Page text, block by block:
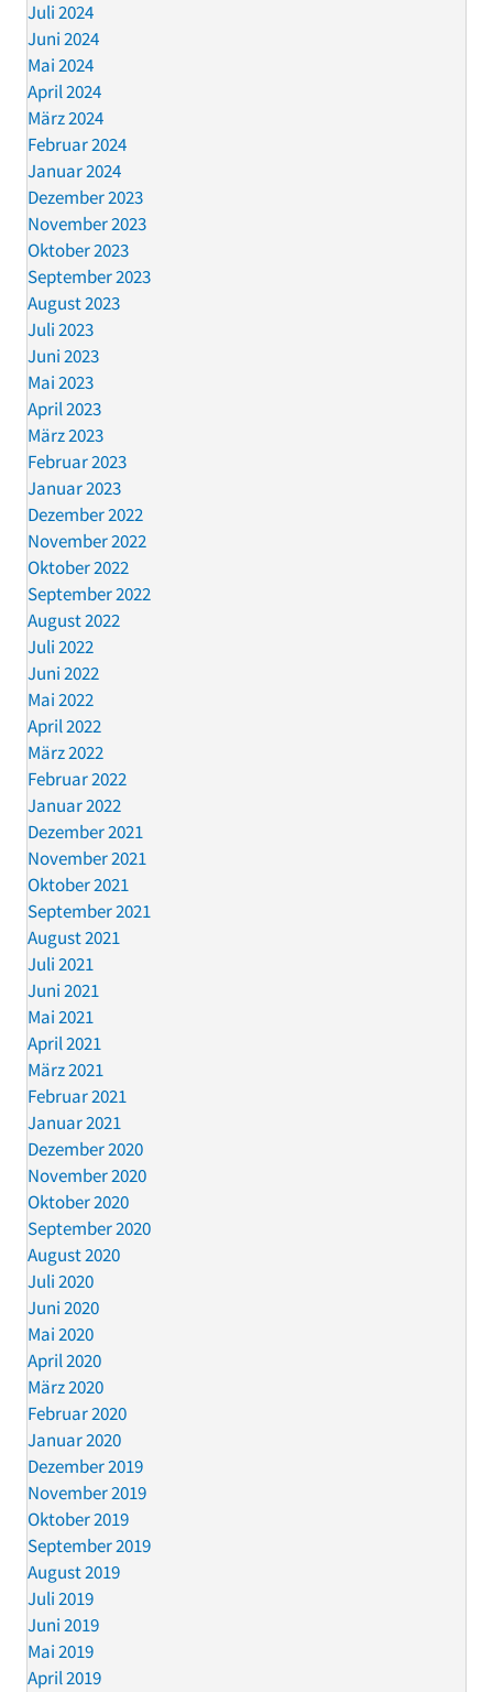
Juli 2024
Juni 2024
Mai 2024
April 2024
März 2024
Februar 2024
Januar 2024
Dezember 2023
November 2023
Oktober 2023
September 2023
August 2023
Juli 2023
Juni 2023
Mai 2023
April 2023
März 2023
Februar 2023
Januar 2023
Dezember 2022
November 2022
Oktober 2022
September 2022
August 2022
Juli 2022
Juni 2022
Mai 2022
April 2022
März 2022
Februar 2022
Januar 2022
Dezember 2021
November 2021
Oktober 2021
September 2021
August 2021
Juli 2021
Juni 2021
Mai 2021
April 2021
März 2021
Februar 2021
Januar 2021
Dezember 2020
November 2020
Oktober 2020
September 2020
August 2020
Juli 2020
Juni 2020
Mai 2020
April 2020
März 2020
Februar 2020
Januar 2020
Dezember 2019
November 2019
Oktober 2019
September 2019
August 2019
Juli 2019
Juni 2019
Mai 2019
April 2019